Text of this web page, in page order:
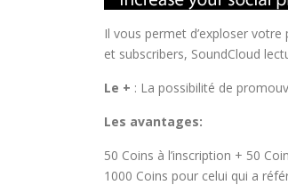
Il vous permet d’exploser
et subscribers, SoundCloud
Le + : La possibilité de
Les avantages:
50 Coins à l’inscription + 50
1000 Coins pour celui qui a